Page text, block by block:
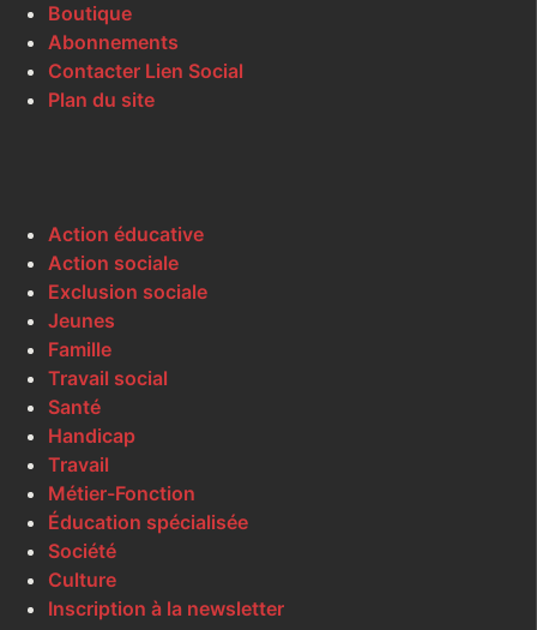
Boutique
Abonnements
Contacter Lien Social
Plan du site
Action éducative
Action sociale
Exclusion sociale
Jeunes
Famille
Travail social
Santé
Handicap
Travail
Métier-Fonction
Éducation spécialisée
Société
Culture
Inscription à la newsletter